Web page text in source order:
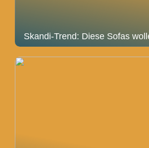
Skandi-Trend: Diese Sofas